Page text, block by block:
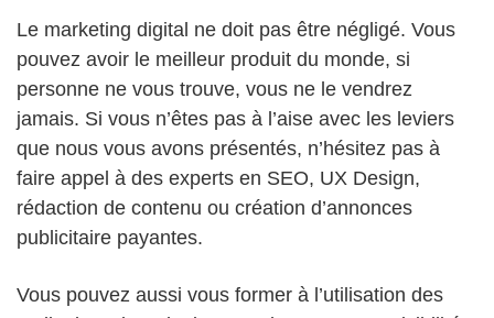
Le marketing digital ne doit pas être négligé. Vous
pouvez avoir le meilleur produit du monde, si
personne ne vous trouve, vous ne le vendrez
jamais. Si vous n’êtes pas à l’aise avec les leviers
que nous vous avons présentés, n’hésitez pas à
faire appel à des experts en SEO, UX Design,
rédaction de contenu ou création d’annonces
publicitaire payantes.
Vous pouvez aussi vous former à l’utilisation des